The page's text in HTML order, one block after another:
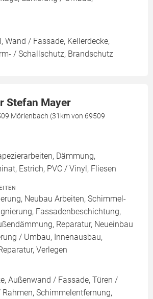
Wand / Fassade, Kellerdecke,
/ Schallschutz, Brandschutz
Stefan Mayer
Mörlenbach (31km von 69509
Dämmung,
Estrich, PVC / Vinyl, Fliesen
Neubau Arbeiten, Schimmel-
Fassadenbeschichtung,
Reparatur, Neueinbau
/ Umbau, Innenausbau,
Verlegen
Außenwand / Fassade, Türen /
Schimmelentfernung,